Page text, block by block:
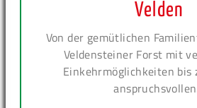
Velden
Von der gemütlichen
Veldensteiner Forst mit
Einkehrmöglichkeiten bis